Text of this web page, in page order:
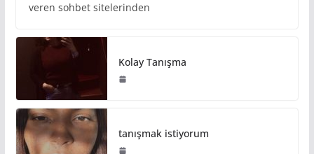
veren sohbet sitelerinden
Kolay Tanışma
tanışmak istiyorum